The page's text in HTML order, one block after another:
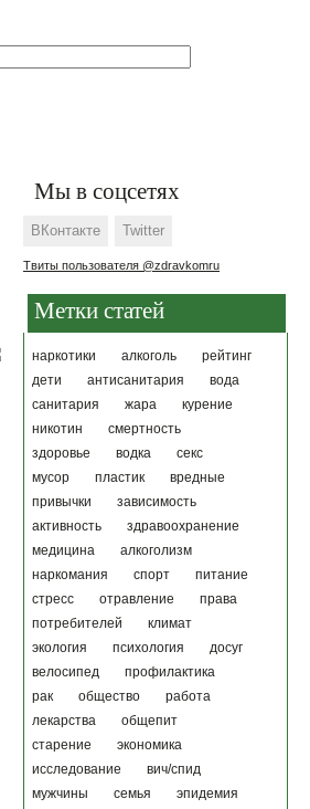
Мы в соцсетях
ВКонтакте Twitter
Твиты пользователя @zdravkomru
Метки статей
наркотики алкоголь
рейтинг
дети
антисанитария
вода
санитария
жара
курение
никотин
смертность
здоровье
водка
секс
мусор
пластик
вредные
привычки
зависимость
активность
здравоохранение
медицина
алкоголизм
наркомания
спорт
питание
стресс
отравление
права
потребителей
климат
экология
психология
досуг
велосипед
профилактика
рак
общество
работа
лекарства
общепит
старение
экономика
исследование
вич/спид
мужчины
семья
эпидемия